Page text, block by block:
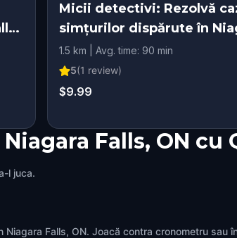
Micii detectivi: Rezolvă
simțurilor dispărute în
Falls
1.5 km | Avg. time: 90 min
5(1 review)
$9.99
Falls, ON cu
l juca.
Falls, ON. Joacă contra cronometru sau